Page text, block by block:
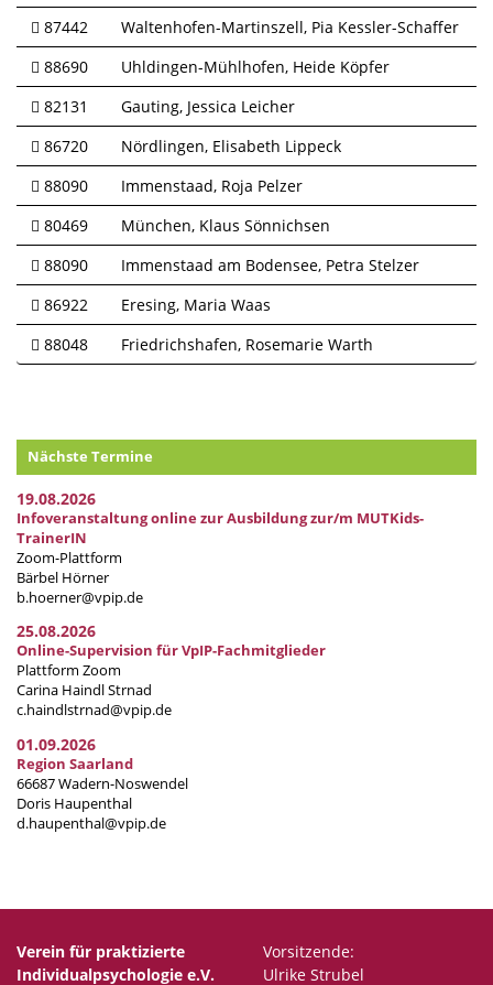
87442
Waltenhofen-Martinszell Pia Kessler-Schaffer
88690
Uhldingen-Mühlhofen Heide Köpfer
82131
Gauting Jessica Leicher
86720
Nördlingen Elisabeth Lippeck
88090
Immenstaad Roja Pelzer
80469
München Klaus Sönnichsen
88090
Immenstaad am Bodensee Petra Stelzer
86922
Eresing Maria Waas
88048
Friedrichshafen Rosemarie Warth
Nächste Termine
19.08.2026
Infoveranstaltung online zur Ausbildung zur/m MUTKids-
TrainerIN
Zoom-Plattform
Bärbel Hörner
b.hoerner@vpip.de
25.08.2026
Online-Supervision für VpIP-Fachmitglieder
Plattform Zoom
Carina Haindl Strnad
c.haindlstrnad@vpip.de
01.09.2026
Region Saarland
66687 Wadern-Noswendel
Doris Haupenthal
d.haupenthal@vpip.de
Verein für praktizierte
Individualpsychologie e.V.
Vorsitzende:
Ulrike Strubel